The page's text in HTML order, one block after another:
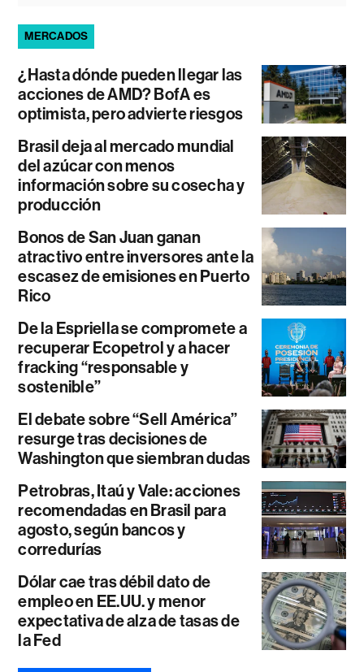
MERCADOS
¿Hasta dónde pueden llegar las
acciones de AMD? BofA es
optimista, pero advierte riesgos
Brasil deja al mercado mundial
del azúcar con menos
información sobre su cosecha y
producción
Bonos de San Juan ganan
atractivo entre inversores ante la
escasez de emisiones en Puerto
Rico
De la Espriella se compromete a
recuperar Ecopetrol y a hacer
fracking “responsable y
sostenible”
El debate sobre “Sell América”
resurge tras decisiones de
Washington que siembran dudas
Petrobras, Itaú y Vale: acciones
recomendadas en Brasil para
agosto, según bancos y
corredurías
Dólar cae tras débil dato de
empleo en EE.UU. y menor
expectativa de alza de tasas de
la Fed